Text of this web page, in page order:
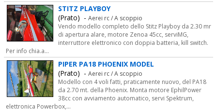
STITZ PLAYBOY
(Prato) - Aerei rc / A scoppio
Vendo modello completo dello Stitz Playboy da 2.30 mr
di apertura alare, motore Zenoa 45cc, serviMG,
interruttore elettronico con doppia batteria, kill switch.
Per info chia.a...
PIPER PA18 PHOENIX MODEL
(Prato) - Aerei rc / A scoppio
Modello con 4 voli fatti, praticamente nuovo, del PA18
da 2.70 mt. della Phoenix. Monta motore EphilPower
38cc con avviamento automatico, servi Spektrum,
elettronica Powerbox,...